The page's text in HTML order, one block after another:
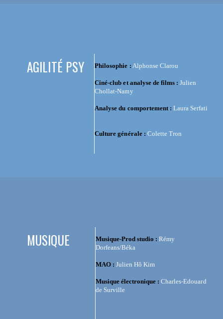
AGILITÉ PSY Philosophie : Alphonse Clarou
Ciné-club et analyse de films : Julien
Chollat-Namy
Analyse du comportement : Laura Serfati
Culture générale : Colette Tron
MUSIQUE Musique-Prod studio : Rémy
Dorfeans/Béka
MAO : Julien Hô Kim
Musique électronique : Charles-Edouard
de Surville